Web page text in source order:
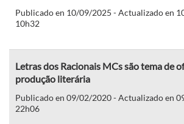
Publicado en 10/09/2025 - Actualizado en
10h32
Letras dos Racionais MCs são tema de
produção literária
Publicado en 09/02/2020 - Actualizado en
22h06